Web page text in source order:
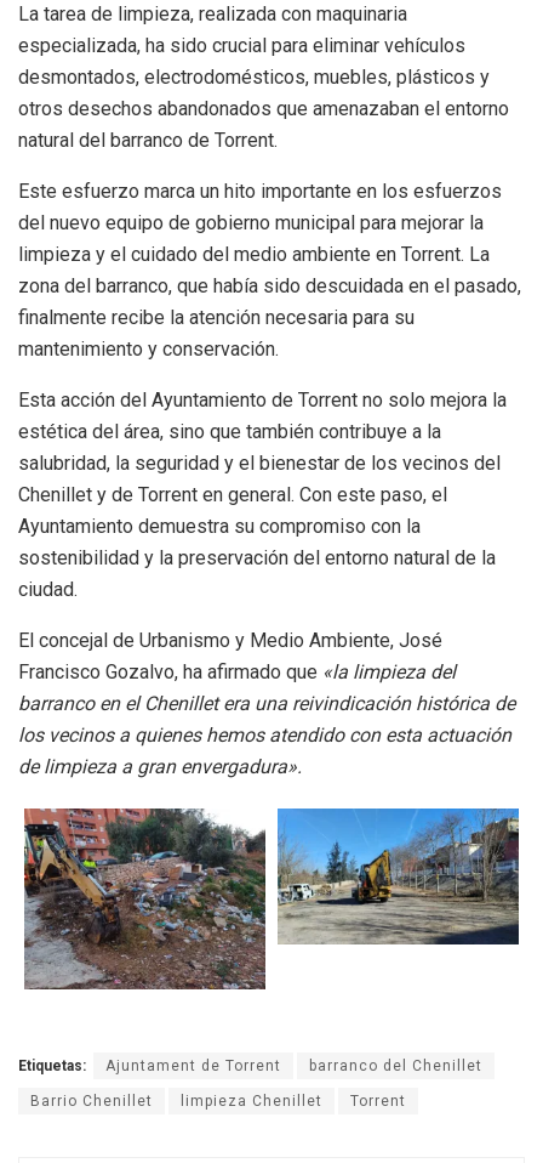
La tarea de limpieza, realizada con maquinaria
especializada, ha sido crucial para eliminar vehículos
desmontados, electrodomésticos, muebles, plásticos y
otros desechos abandonados que amenazaban el entorno
natural del barranco de Torrent.
Este esfuerzo marca un hito importante en los esfuerzos
del nuevo equipo de gobierno municipal para mejorar la
limpieza y el cuidado del medio ambiente en Torrent. La
zona del barranco, que había sido descuidada en el pasado,
finalmente recibe la atención necesaria para su
mantenimiento y conservación.
Esta acción del Ayuntamiento de Torrent no solo mejora la
estética del área, sino que también contribuye a la
salubridad, la seguridad y el bienestar de los vecinos del
Chenillet y de Torrent en general. Con este paso, el
Ayuntamiento demuestra su compromiso con la
sostenibilidad y la preservación del entorno natural de la
ciudad.
El concejal de Urbanismo y Medio Ambiente, José
Francisco Gozalvo, ha afirmado que «la limpieza del
barranco en el Chenillet era una reivindicación histórica de
los vecinos a quienes hemos atendido con esta actuación
de limpieza a gran envergadura».
Etiquetas: Ajuntament de Torrent barranco del Chenillet
Barrio Chenillet limpieza Chenillet Torrent